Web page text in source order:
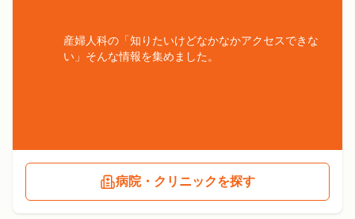
産婦人科の「知りたいけどなかなかアクセスできな
い」そんな情報を集めました。
病院・クリニックを探す